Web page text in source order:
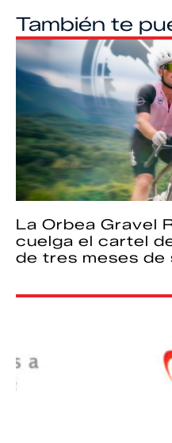
También te
La Orbea Gravel
cuelga el cartel
de tres meses de